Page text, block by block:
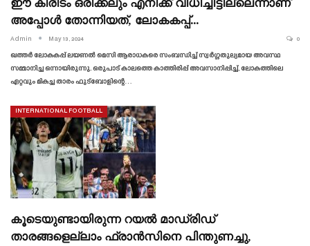
ഈ കിരീടം ഒരിക്കലും എനിക്ക് വിധിച്ചിട്ടില്ലെന്നാണ്
അപ്പോൾ തോന്നിയത്, ലോകകപ്പ്…
Admin May 13, 2024 0
ഖത്തർ ലോകകപ്പ് ലയണൽ മെസി ആരാധകരെ സംബന്ധിച്ച് സ്വർഗ്ഗതുല്യമായ അവസ്ഥ
സമ്മാനിച്ച ഒന്നായിരുന്നു. ഒരുപാട് കാലത്തെ കാത്തിരിപ്പ് അവസാനിപ്പിച്ച്, ലോകത്തിലെ
ഏറ്റവും മികച്ച താരം ഫുട്ബോളിന്റെ…
INTERNATIONAL FOOTBALL
കൂടെയുണ്ടായിരുന്ന റയൽ മാഡ്രിഡ്
താരങ്ങളെല്ലാം ഫ്രാൻസിനെ പിന്തുണച്ചു,